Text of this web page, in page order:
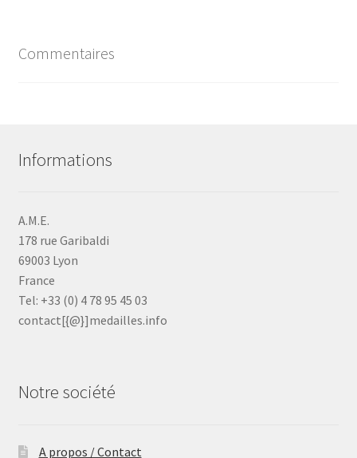
Commentaires
Informations
A.M.E.
178 rue Garibaldi
69003 Lyon
France
Tel: +33 (0) 4 78 95 45 03
contact[{@}]medailles.info
Notre société
A propos / Contact